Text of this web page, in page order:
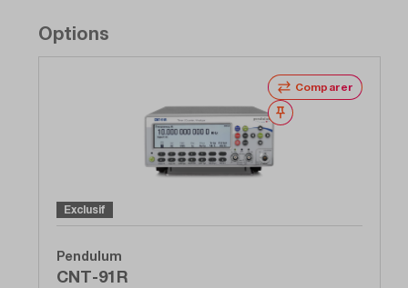
Options
Comparer
Noter
Exclusif
Pendulum
CNT-91R